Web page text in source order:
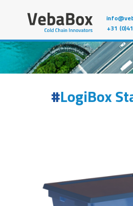
+31
LogiBox